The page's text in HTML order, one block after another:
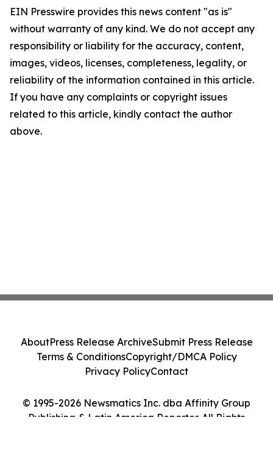
EIN Presswire provides this news content "as is"
without warranty of any kind. We do not accept any
responsibility or liability for the accuracy, content,
images, videos, licenses, completeness, legality, or
reliability of the information contained in this article.
If you have any complaints or copyright issues
related to this article, kindly contact the author
above.
© 1995-2026 Newsmatics Inc. dba Affinity Group
Publishing & Latin America Reporter. All Rights
AboutPress Release ArchiveSubmit Press Release
Terms & ConditionsCopyright/DMCA Policy
Privacy PolicyContact